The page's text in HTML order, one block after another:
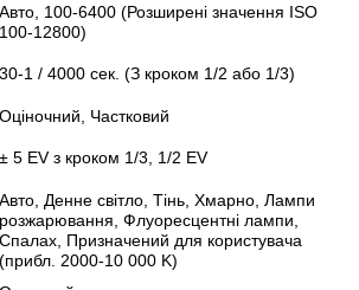
Авто, 100-6400 (Розширені значення ISO
100-12800)
30-1 / 4000 сек. (З кроком 1/2 або 1/3)
Оціночний, Частковий
± 5 EV з кроком 1/3, 1/2 EV
Авто, Денне світло, Тінь, Хмарно, Лампи
розжарювання, Флуоресцентні лампи,
Спалах, Призначений для користувача
(прибл. 2000-10 000 K)